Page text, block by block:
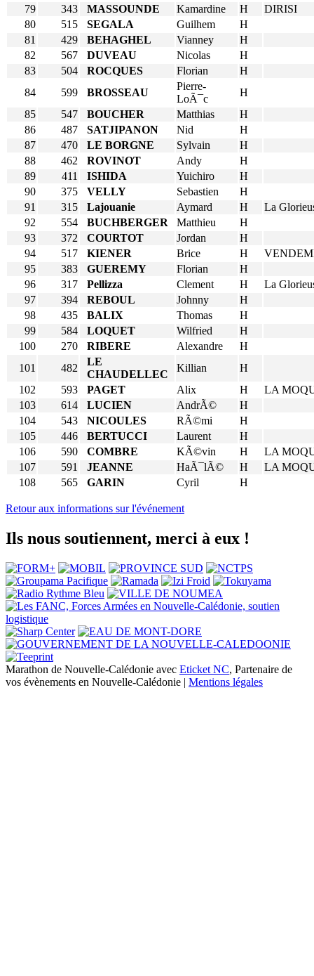
79 343 MASSOUNDE Kamardine H
DIRISI
80
515 SEGALA Guilhem
H
81
429 BEHAGHEL Vianney
H
82
567 DUVEAU Nicolas
H
83
504 ROCQUES Florian
H
84
599 BROSSEAU
Pierre-
LoÃ¯c
H
85
547 BOUCHER Matthias
H
86
487 SATJIPANON Nid
H
87
470 LE BORGNE Sylvain
H
88
462 ROVINOT Andy
H
89
411 ISHIDA Yuichiro
H
90
375 VELLY Sebastien
H
91
315 Lajouanie Aymard H
La
92
554 BUCHBERGER Matthieu
H
93
372 COURTOT Jordan
H
94
517 KIENER Brice H
95
383 GUEREMY Florian
H
96
317 Pellizza Clement H
La
97
394 REBOUL Johnny
H
98
435 BALIX Thomas
H
99
584 LOQUET Wilfried
H
100
270 RIBERE Alexandre
H
101
482
LE
CHAUDELLEC
Killian
H
102
593 PAGET Alix H
LA
103
614 LUCIEN AndrÃ©
H
104
543 NICOULES RÃ©mi
H
105
446 BERTUCCI Laurent
H
106
590 COMBRE KÃ©vin H
LA
107
591 JEANNE HaÃ¯lÃ© H
LA
108
565 GARIN Cyril H
Retour aux informations sur l'événement
Ils nous soutiennent, merci à eux !
Marathon de Nouvelle-Calédonie avec Eticket NC, Partenaire de
vos évènements en Nouvelle-Calédonie | Mentions légales